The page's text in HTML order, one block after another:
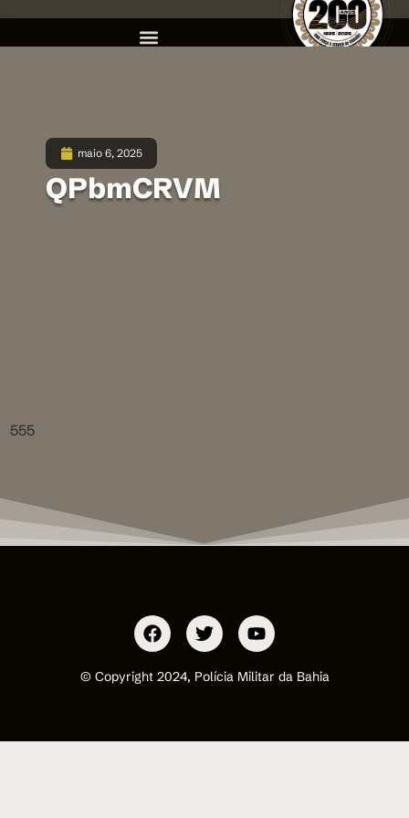
maio 6, 2025
QPbmCRVM
555
© Copyright 2024, Polícia Militar da Bahia